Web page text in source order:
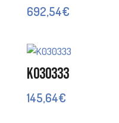
692,54€
K030333
145,64€